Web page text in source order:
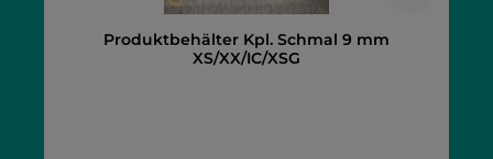
Produktbehälter Kpl. Schmal 9 mm
XS/XX/IC/XSG